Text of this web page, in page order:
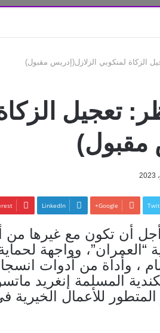
الزكاة لمنكوبي الزلازل(إدريس مقبول)
تعجيل
مقبول)
Google+
LinkedIn
أن تكون مع غيرها من
وواجهة
، وأداة من أدوات
المسلمة إنغريد
المتطور للأعمال